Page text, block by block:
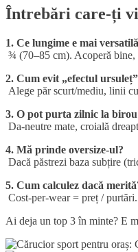
Întrebări care-ți
1. Ce lungime e mai
¾ (70–85 cm). Acoperă bine,
2. Cum evit „efectul
Alege păr scurt/mediu, linii
3. O pot purta zilnic la
Da-neutre mate, croială
4. Mă prinde oversize-ul?
Dacă păstrezi baza subțire
5. Cum calculez dacă
Cost-per-wear = preț /
Ai deja un top 3 în minte? E